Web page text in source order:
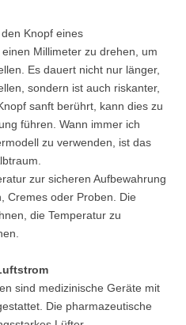
Knopf eines
Millimeter zu drehen, um
Es dauert nicht nur länger,
sondern ist auch riskanter,
sanft berührt, kann dies zu
führen. Wann immer ich
zu verwenden, ist das
zur sicheren Aufbewahrung
Cremes oder Proben. Die
die Temperatur zu
sind medizinische Geräte mit
Die pharmazeutische